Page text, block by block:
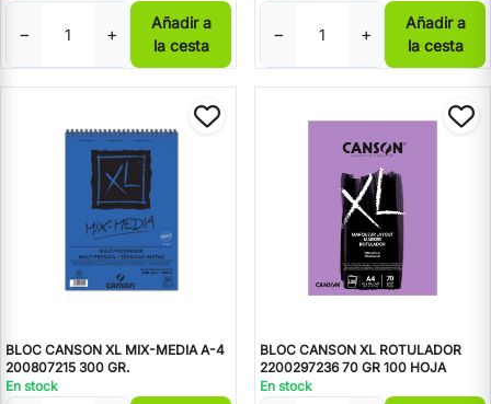
− +
Añadir a
la cesta
− +
Añadir a
la cesta
BLOC CANSON XL MIX-MEDIA A-4
200807215 300 GR.
En stock
BLOC CANSON XL ROTULADOR
2200297236 70 GR 100 HOJA
En stock